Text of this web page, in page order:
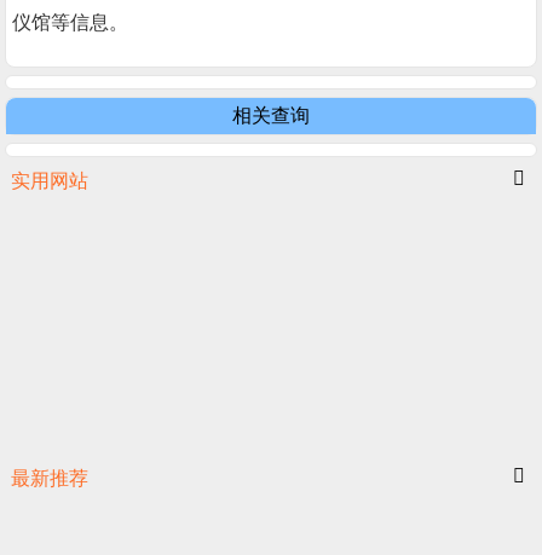
仪馆等信息。
相关查询
实用网站
最新推荐